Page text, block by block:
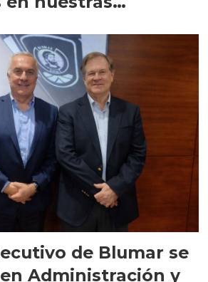
de Blumar se
Administración y